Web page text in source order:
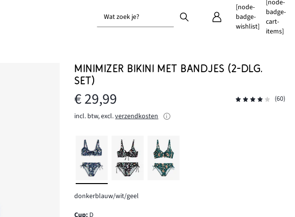
Wat zoek je?
[node-
badge-
wishlist]
[node-
badge-
cart-
items]
MINIMIZER BIKINI MET BANDJES (2-DLG.
SET)
€ 29,99
(60)
incl. btw, excl.verzendkosten
donkerblauw/wit/geel